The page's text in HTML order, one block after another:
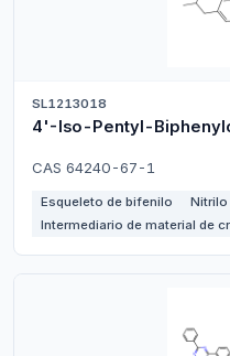
SL1213018
4'-Iso-Pentyl-
CAS 64240-67-1
Esqueleto de bifenilo
Nitrilo
Intermediario de material de